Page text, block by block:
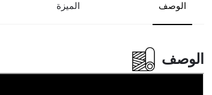
الوصف الميزة
الوصف